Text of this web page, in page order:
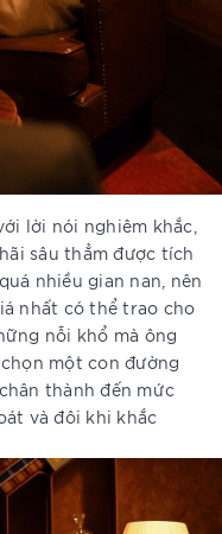
lời nói nghiêm khắc,
sâu thẳm được tích
nhiều gian nan, nên
nhất có thể trao cho
nỗi khổ mà ông
một con đường
thành đến mức
và đôi khi khắc